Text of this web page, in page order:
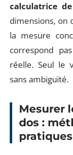
calculatrice
dimensions, on
la mesure
correspond
réelle. Seul le
sans ambiguïté.
Mesurer
dos :
pratiques